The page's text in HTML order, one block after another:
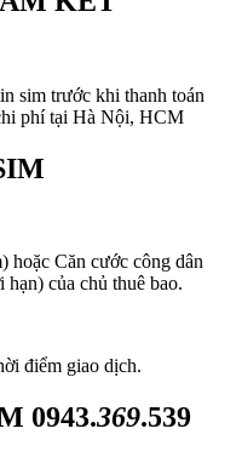
sim trước khi thanh toán
phí tại Hà Nội, HCM
Căn cước công dân
của chủ thuê bao.
điểm giao dịch.
0943.369.539